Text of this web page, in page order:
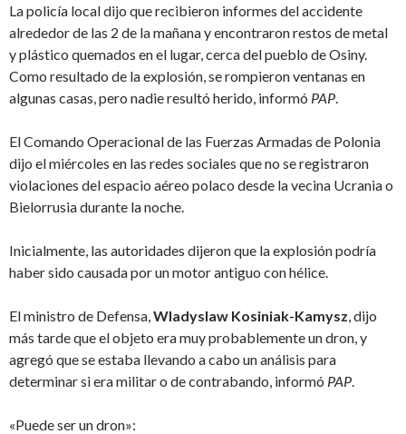
La policía local dijo que recibieron informes del accidente
alrededor de las 2 de la mañana y encontraron restos de metal
y plástico quemados en el lugar, cerca del pueblo de Osiny.
Como resultado de la explosión, se rompieron ventanas en
algunas casas, pero nadie resultó herido, informó PAP.
El Comando Operacional de las Fuerzas Armadas de Polonia
dijo el miércoles en las redes sociales que no se registraron
violaciones del espacio aéreo polaco desde la vecina Ucrania o
Bielorrusia durante la noche.
Inicialmente, las autoridades dijeron que la explosión podría
haber sido causada por un motor antiguo con hélice.
El ministro de Defensa,Wladyslaw Kosiniak-Kamysz, dijo
más tarde que el objeto era muy probablemente un dron, y
agregó que se estaba llevando a cabo un análisis para
determinar si era militar o de contrabando, informó PAP.
«Puede ser un dron»: